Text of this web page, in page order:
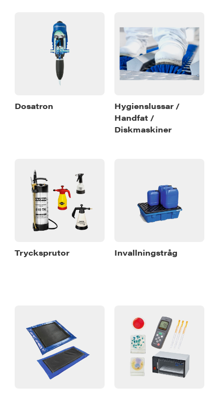
Dosatron
Hygienslussar /
Handfat /
Diskmaskiner
Trycksprutor Invallningstråg